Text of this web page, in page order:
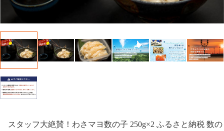
スタッフ大絶賛！わさマヨ数の子 250g×2 ふるさと納税 数の